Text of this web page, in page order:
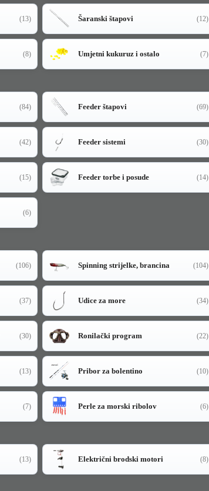
(13) Šaranski štapovi (12)
(8) Umjetni kukuruz i ostalo (7)
(84) Feeder štapovi (69)
(42) Feeder sistemi (30)
(15) Feeder torbe i posude (14)
(6)
(106) Spinning strijelke, brancina (104)
(37) Udice za more (34)
(30) Ronilački program (22)
(13) Pribor za bolentino (10)
(7) Perle za morski ribolov (6)
(13) Električni brodski motori (8)